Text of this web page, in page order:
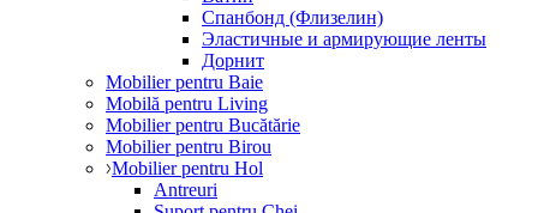
Спанбонд (Флизелин)
Эластичные и армирующие ленты
Дорнит
Mobilier pentru Baie
Mobilă pentru Living
Mobilier pentru Bucătărie
Mobilier pentru Birou
Mobilier pentru Hol
Antreuri